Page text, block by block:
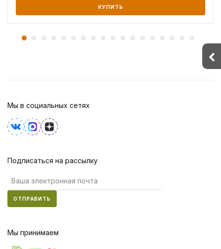
КУПИТЬ
Мы в социальных сетях
Подписаться на рассылку
ОТПРАВИТЬ
Мы принимаем